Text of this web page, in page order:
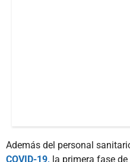
Además del personal
COVID-19, la primera fase